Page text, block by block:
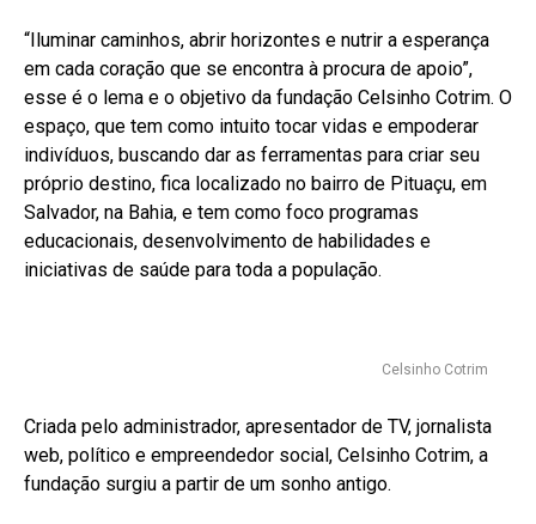
“Iluminar caminhos, abrir horizontes e nutrir a esperança
em cada coração que se encontra à procura de apoio”,
esse é o lema e o objetivo da fundação Celsinho Cotrim. O
espaço, que tem como intuito tocar vidas e empoderar
indivíduos, buscando dar as ferramentas para criar seu
próprio destino, fica localizado no bairro de Pituaçu, em
Salvador, na Bahia, e tem como foco programas
educacionais, desenvolvimento de habilidades e
iniciativas de saúde para toda a população.
Celsinho Cotrim
Criada pelo administrador, apresentador de TV, jornalista
web, político e empreendedor social, Celsinho Cotrim, a
fundação surgiu a partir de um sonho antigo.